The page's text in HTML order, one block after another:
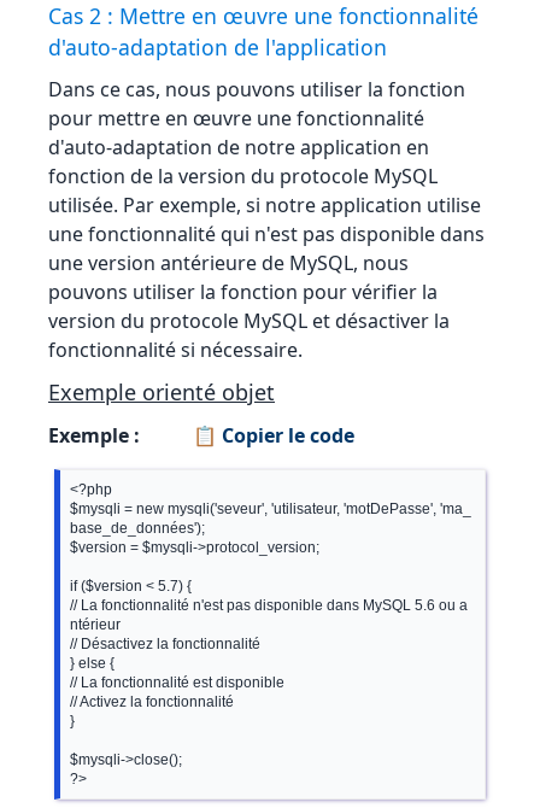
Cas 2 : Mettre en œuvre une fonctionnalité
d'auto-adaptation de l'application
Dans ce cas, nous pouvons utiliser la fonction
pour mettre en œuvre une fonctionnalité
d'auto-adaptation de notre application en
fonction de la version du protocole MySQL
utilisée. Par exemple, si notre application utilise
une fonctionnalité qui n'est pas disponible dans
une version antérieure de MySQL, nous
pouvons utiliser la fonction pour vérifier la
version du protocole MySQL et désactiver la
fonctionnalité si nécessaire.
Exemple orienté objet
Exemple : 📋 Copier le code
<?php
$mysqli = new mysqli('seveur', 'utilisateur, 'motDePasse', 'ma_
base_de_données');
$version = $mysqli->protocol_version;
if ($version < 5.7) {
// La fonctionnalité n'est pas disponible dans MySQL 5.6 ou a
ntérieur
// Désactivez la fonctionnalité
} else {
// La fonctionnalité est disponible
// Activez la fonctionnalité
}
$mysqli->close();